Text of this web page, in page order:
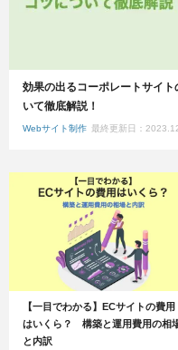
効果の出るコーポレートサイ
いて徹底解説！
Webサイト制作 最終更新日：
【一目でわかる】ECサイトの費用
はいくら？ 構築と運用費用の相
と内訳